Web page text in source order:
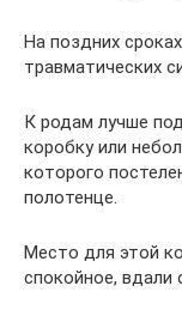
На поздних
травматических
К родам лучше
коробку или
которого
полотенце.
Место для этой
спокойное, вдали